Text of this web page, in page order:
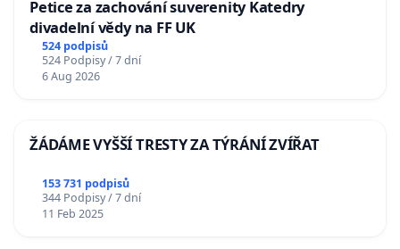
Petice za zachování suverenity Katedry
divadelní vědy na FF UK
524 podpisů
524 Podpisy / 7 dní
6 Aug 2026
ŽÁDÁME VYŠŠÍ TRESTY ZA TÝRÁNÍ ZVÍŘAT
153 731 podpisů
344 Podpisy / 7 dní
11 Feb 2025